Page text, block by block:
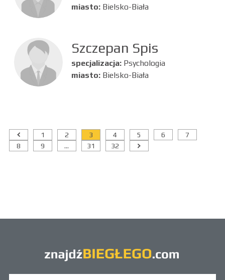
miasto: Bielsko-Biała
Szczepan Spis
specjalizacja: Psychologia
miasto: Bielsko-Biała
1 2 3 4 5 6
7
8
9 ... 31 32